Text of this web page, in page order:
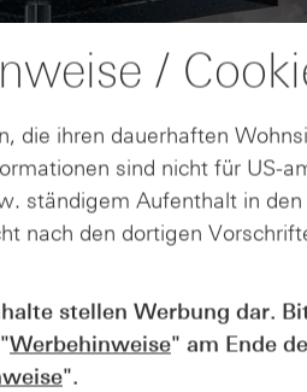
ins Kleingedruckte:
bei Derivaten -
/
die ihren dauerhaften
sind nicht für US-
ständigem Aufenthalt in
nach den dortigen
stellen Werbung dar.
Werbehinweise" am Ende
".